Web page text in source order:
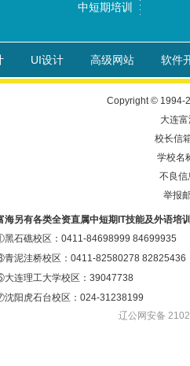
中短期培训
UI设计 高级网站 软件
Copyright © 1994-
大连
校长信
学校名
不良
举报
海另有各类全资直属中短期IT技能及外语培
石礁校区：0411-84698999 84699935
泥洼桥校区：0411-82580278 82825436
连理工大学校区：39047738
阳虎石台校区：024-31238199
辽公网安备